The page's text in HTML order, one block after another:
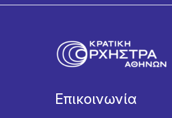
Επικοινωνία